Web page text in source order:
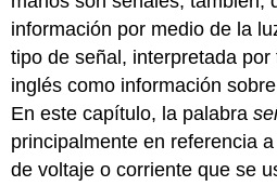
información por medio de la
tipo de señal, interpretada
inglés como información
En este capítulo, la palabra
principalmente en referencia
de voltaje o corriente que se